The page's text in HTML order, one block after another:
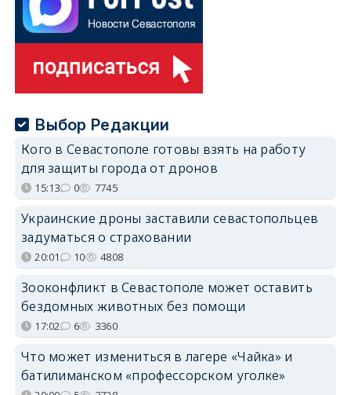
Выбор Редакции
Кого в Севастополе готовы взять на работу
для защиты города от дронов
15:13 0 7745
Украинские дроны заставили севастопольцев
задуматься о страховании
20:01 10 4808
Зооконфликт в Севастополе может оставить
бездомных животных без помощи
17:02 6 3360
Что может измениться в лагере «Чайка» и
батилиманском «профессорском уголке»